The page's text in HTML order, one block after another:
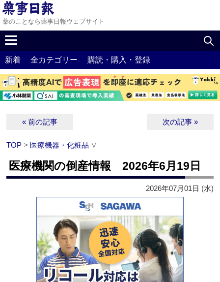
薬のことなら薬事日報ウェブサイト
新着 全カテゴリー 購読・購入・登録
« 前の記事 次の記事 »
TOP > 医療機器・化粧品 ∨
医療機関の倒産情報 2026年6月19日
2026年07月01日 (水)